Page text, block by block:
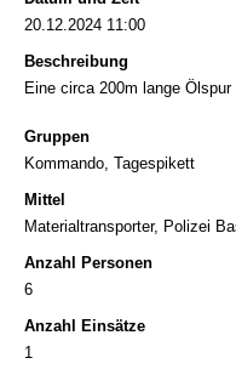
20.12.2024 11:00
Beschreibung
Eine circa 200m lange
Gruppen
Kommando, Tagespikett
Mittel
Materialtransporter, Polizei
Anzahl Personen
6
Anzahl Einsätze
1